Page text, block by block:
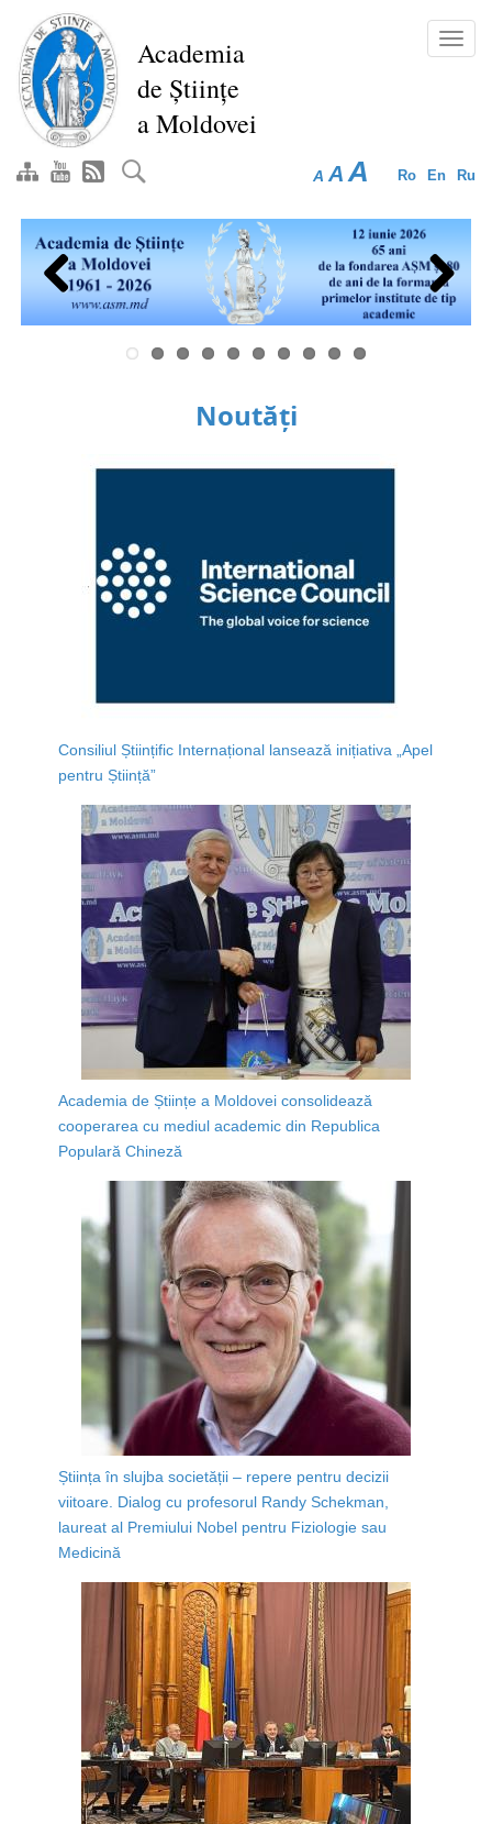
conţinutul
principal
Academia
de Științe
a Moldovei
Ro En Ru
A A A
Previous Next
Noutăți
Consiliul Științific Internațional lansează inițiativa „Apel
pentru Știință”
Academia de Științe a Moldovei consolidează
cooperarea cu mediul academic din Republica
Populară Chineză
Știința în slujba societății – repere pentru decizii
viitoare. Dialog cu profesorul Randy Schekman,
laureat al Premiului Nobel pentru Fiziologie sau
Medicină